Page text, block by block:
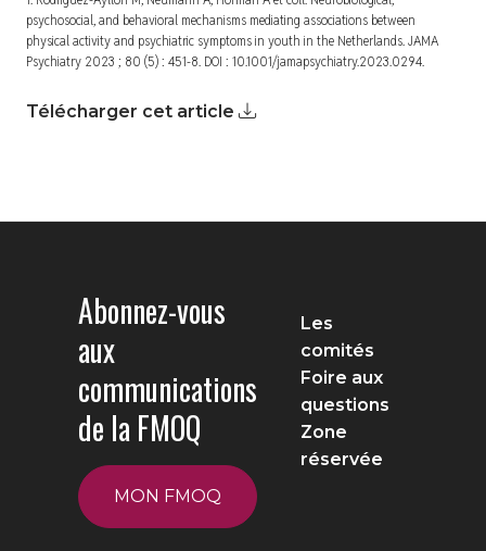
psychosocial, and behavioral mechanisms mediating associations between
physical activity and psychiatric symptoms in youth in the Netherlands.JAMA
Psychiatry 2023 ; 80 (5) : 451-8. DOI : 10.1001/jamapsychiatry.2023.0294.
Télécharger cet article
Abonnez-vous
aux
communications
de la FMOQ
MON FMOQ
Les
comités
Foire aux
questions
Zone
réservée